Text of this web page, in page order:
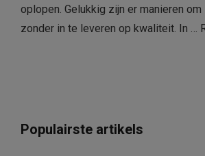
oplopen. Gelukkig zijn er manieren
zonder in te leveren op kwaliteit. In …
Populairste artikels